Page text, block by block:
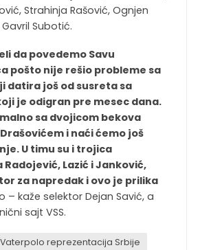
Strahinja Rašović, Ognjen
Subotić.
da povedemo Savu
pošto nije rešio probleme sa
datira još od susreta sa
je odigran pre mesec dana.
sa dvojicom bekova
i naći ćemo još
U timu su i trojica
Lazić i Janković,
za napredak i ovo je prilika
– kaže selektor Dejan Savić, a
sajt VSS.
Vaterpolo reprezentacija Srbije